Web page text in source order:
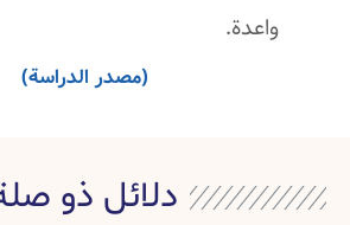
واعدة.
(مصدر الدراسة)
دلائل ذو